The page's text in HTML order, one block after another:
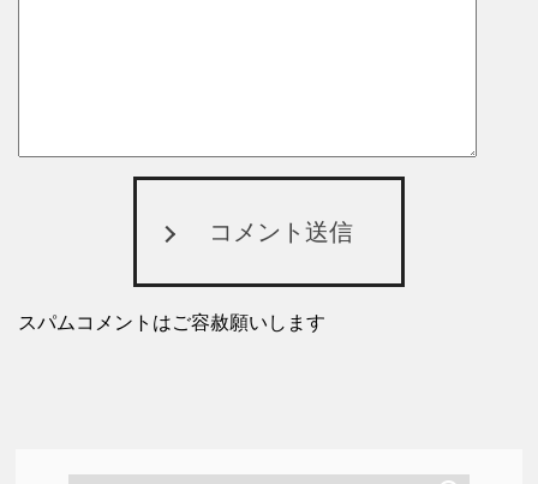
コメント送信
スパムコメントはご容赦願いします